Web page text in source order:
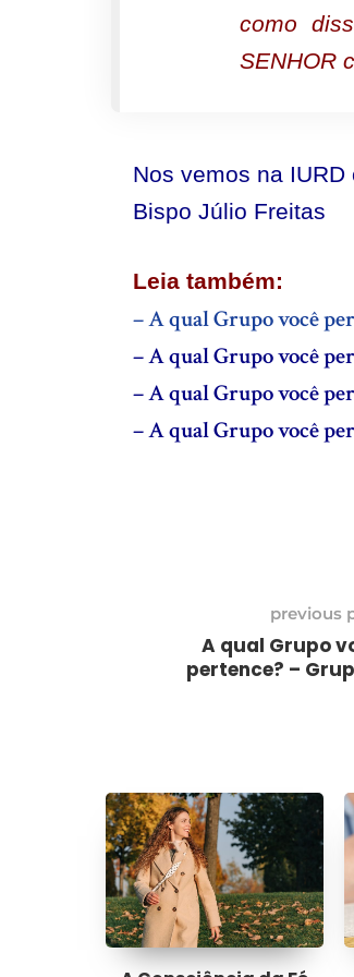
como
SENHOR
Nos vemos na IURD
Bispo Júlio Freitas
Leia também:
– A qual Grupo você
– A qual Grupo você
– A qual Grupo você
– A qual Grupo você
previous
A qual Grupo
pertence? –